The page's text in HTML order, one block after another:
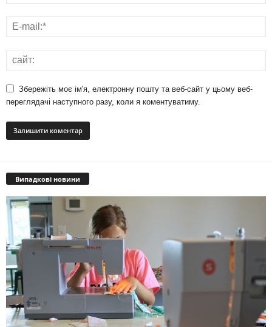
Збережіть моє ім'я, електронну пошту та веб-сайт у цьому веб-
переглядачі наступного разу, коли я коментуватиму.
Випадкові новини